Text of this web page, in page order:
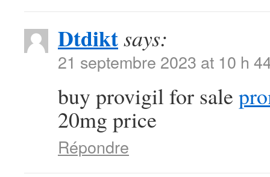
Dtdiktsays:
21 septembre 2023 at 10 h
buy provigil for sale
20mg price
Répondre